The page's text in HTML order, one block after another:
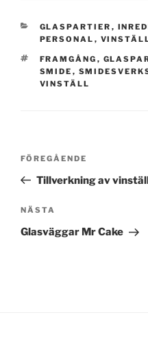
KATEGORIER
GLASPARTIER ,
PERSONAL ,
TAGGAR
FRAMGÅNG ,
SMIDE ,
VINSTÄLL
Inläggsnavigering
Föregående
inlägg
FÖREGÅENDE
Tillverkning av
Nästa
inlägg
NÄSTA
Glasväggar Mr Cake